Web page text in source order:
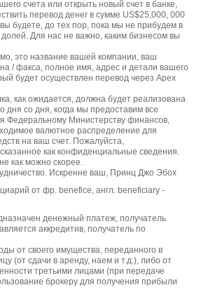
счета или открыть новый счет в банке,
перевод денег в сумме US$25,000, 000
будете, до тех пор, пока мы не прибудем в
Для нас не важно, каким бизнесом вы
это название вашей компании, ваш
/ факса, полное имя, адрес и детали вашего
будет осуществлен перевод через Apex
как ожидается, должна будет реализована
дня со дня, когда мы предоставим все
Федеральному Министерству финансов,
валютное распределение для
на ваш счет. Пожалуйста,
как конфиденциальные сведения.
как можно скорее.
Искренне ваш, Принц Джо Эбох
от фр. benefice, англ. beneficiary -
денежный платеж, получатель
аккредитив, получатель по
от своего имущества, переданного в
(от сдачи в аренду, наем и т.д.), либо от
третьими лицами (при передаче
брокеру для получения прибыли